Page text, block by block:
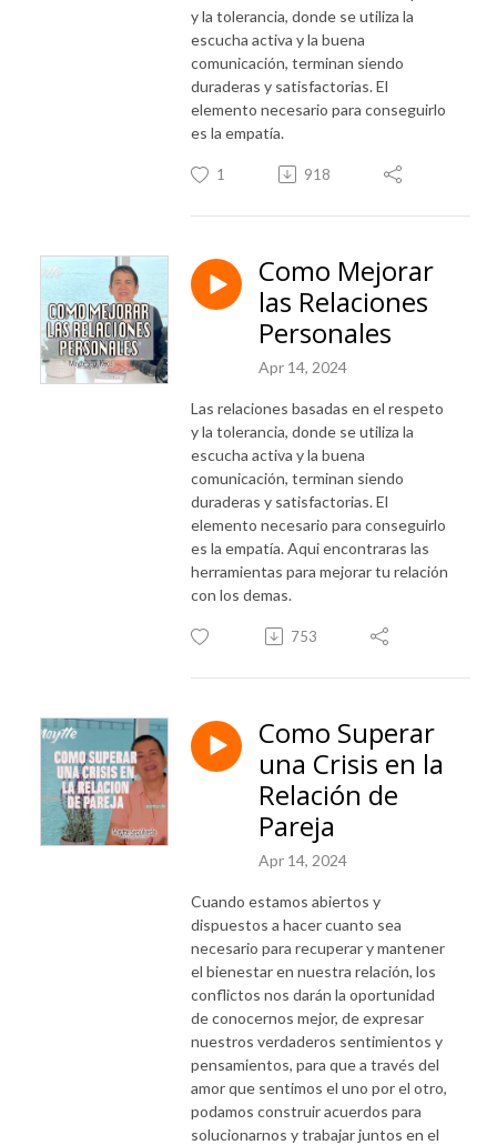
y la tolerancia, donde se utiliza la
escucha activa y la buena
comunicación, terminan siendo
duraderas y satisfactorias. El
elemento necesario para conseguirlo
es la empatía.
1 918
Como Mejorar
las Relaciones
Personales
Apr 14, 2024
Las relaciones basadas en el respeto
y la tolerancia, donde se utiliza la
escucha activa y la buena
comunicación, terminan siendo
duraderas y satisfactorias. El
elemento necesario para conseguirlo
es la empatía. Aqui encontraras las
herramientas para mejorar tu relación
con los demas.
753
Como Superar
una Crisis en la
Relación de
Pareja
Apr 14, 2024
Cuando estamos abiertos y
dispuestos a hacer cuanto sea
necesario para recuperar y mantener
el bienestar en nuestra relación, los
conflictos nos darán la oportunidad
de conocernos mejor, de expresar
nuestros verdaderos sentimientos y
pensamientos, para que a través del
amor que sentimos el uno por el otro,
podamos construir acuerdos para
solucionarnos y trabajar juntos en el